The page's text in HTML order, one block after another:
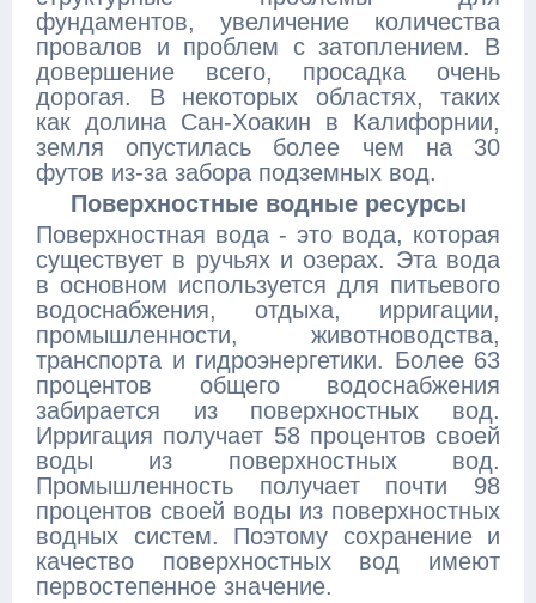
фундаментов, увеличение количества
провалов и проблем с затоплением. В
довершение всего, просадка очень
дорогая. В некоторых областях, таких
как долина Сан-Хоакин в Калифорнии,
земля опустилась более чем на 30
футов из-за забора подземных вод.
Поверхностные водные ресурсы
Поверхностная вода - это вода, которая
существует в ручьях и озерах. Эта вода
в основном используется для питьевого
водоснабжения, отдыха, ирригации,
промышленности, животноводства,
транспорта и гидроэнергетики. Более 63
процентов общего водоснабжения
забирается из поверхностных вод.
Ирригация получает 58 процентов своей
воды из поверхностных вод.
Промышленность получает почти 98
процентов своей воды из поверхностных
водных систем. Поэтому сохранение и
качество поверхностных вод имеют
первостепенное значение.